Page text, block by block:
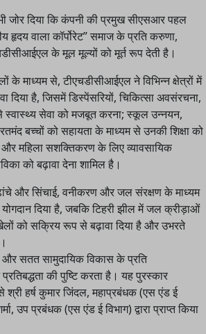
जोर दिया कि कंपनी की प्रमुख सीएसआर पहल
हृदय वाला कॉर्पोरेट” समाज के प्रति करुणा,
के मूल मूल्यों को मूर्त रूप देती है।
माध्यम से, टीएचडीसीआईएल ने विभिन्न क्षेत्रों में
दिया है, जिसमें डिस्पेंसरियों, चिकित्सा अवसंरचना,
स्वास्थ्य सेवा को मजबूत करना; स्कूल उन्नयन,
बच्चों को सहायता के माध्यम से उनकी शिक्षा को
महिला सशक्तिकरण के लिए व्यावसायिक
को बढ़ावा देना शामिल है।
और सिंचाई, वनीकरण और जल संरक्षण के माध्यम
योगदान दिया है, जबकि टिहरी झील में जल क्रीड़ाओं
को सक्रिय रूप से बढ़ावा दिया है और उभरते
और सतत सामुदायिक विकास के प्रति
की पुष्टि करता है। यह पुरस्कार
हर्ष कुमार जिंदल, महाप्रबंधक (एस एंड ई
उप प्रबंधक (एस एंड ई विभाग) द्वारा प्राप्त किया